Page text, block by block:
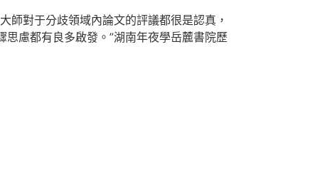
師對于分歧領域內論文的評議都很是認真，
慮都有良多啟發。”湖南年夜學岳麓書院歷